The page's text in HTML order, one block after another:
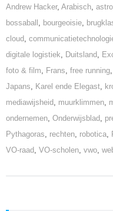
Andrew Hacker, Arabisch,
bossaball , bourgeoisie,
cloud,
digitale logistiek, Duitsland,
foto & film, Frans, free running,
Japans, Karel ende Elegast,
mediawijsheid, muurklimmen,
ondernemen, Onderwijsblad,
Pythagoras, rechten, robotica,
VO-raad, VO-scholen, vwo,